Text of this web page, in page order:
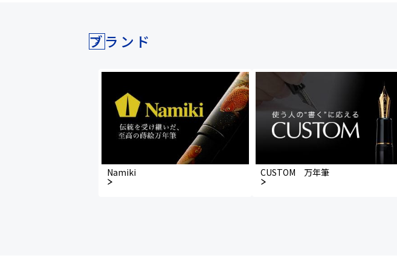
ブランド
Namiki CUSTOM 万年筆